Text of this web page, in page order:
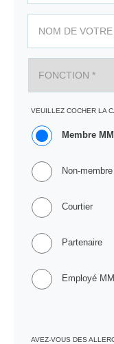
VEUILLEZ COCHER LA
Membre
Non-
Courtier
Partenaire
Employé
AVEZ-VOUS DES